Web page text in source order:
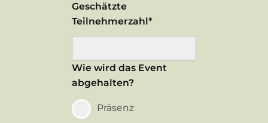
Geschätzte
Teilnehmerzahl*
Wie wird das Event
abgehalten?
Präsenz